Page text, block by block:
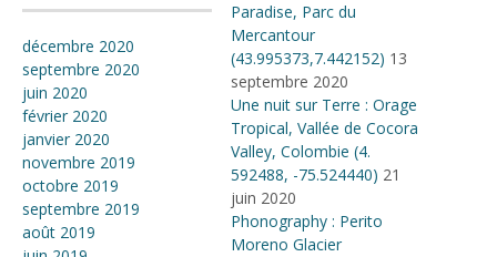
décembre 2020
septembre 2020
juin 2020
février 2020
janvier 2020
novembre 2019
octobre 2019
septembre 2019
août 2019
Paradise, Parc du
Mercantour
(43.995373,7.442152) 13
septembre 2020
Une nuit sur Terre : Orage
Tropical, Vallée de Cocora
Valley, Colombie (4​.​
592488, -75​.​524440) 21
juin 2020
Phonography : Perito
Moreno Glacier